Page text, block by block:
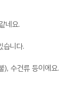
네요.
습니다.
), 수건류 등이에요.